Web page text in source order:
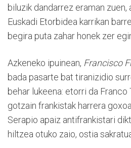
biluzik dandarrez eraman
Euskadi Etorbidea karrikan
begira puta zahar honek zer egin
Azkeneko ipuinean,  Francisco
bada pasarte bat tiranizidio
behar lukeena: etorri da
gotzain frankistak harrera
Serapio apaiz antifrankistari
hiltzea otuko zaio, ostia